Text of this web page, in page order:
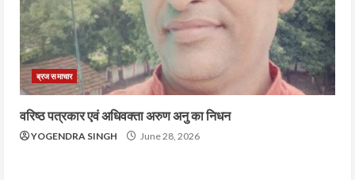
ब्रज समाचार
वरिष्ठ पत्रकार एवं अधिवक्ता अरुण अनु का निधन
YOGENDRA SINGH June 28, 2026